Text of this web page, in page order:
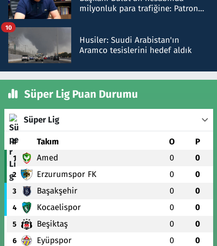
milyonluk para trafiğine: Patron
Husiler: Suudi Arabistan'ın
Aramco tesislerini hedef aldık
10
Süper Lig Puan Durumu
Süper Lig
# Takım O P
1 Amed 0 0
2 Erzurumspor FK 0 0
3 Başakşehir 0 0
4 Kocaelispor 0 0
5 Beşiktaş 0 0
6 Eyüpspor 0 0